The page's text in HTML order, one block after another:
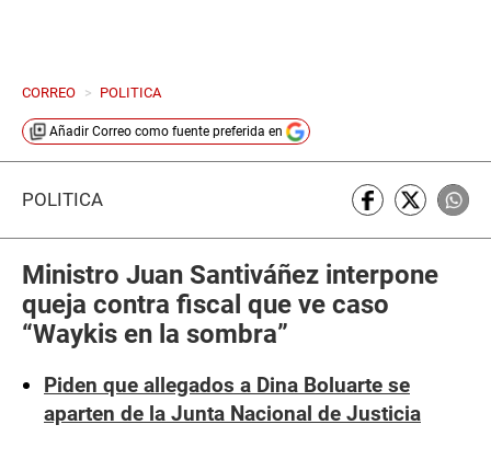
CORREO > POLITICA
Añadir Correo como fuente preferida en
POLÍTICA
Ministro Juan Santiváñez interpone
queja contra fiscal que ve caso
“Waykis en la sombra”
Piden que allegados a Dina Boluarte se
aparten de la Junta Nacional de Justicia